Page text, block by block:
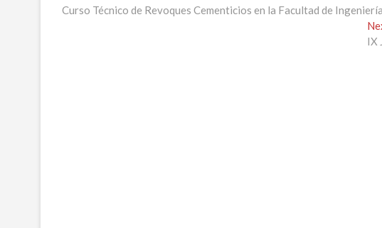
de
post:
Curso Técnico de Revoques Cementicios en la Facultad de Ingeniería
IX